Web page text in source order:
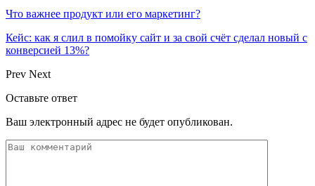
Что важнее продукт или его маркетинг?
Кейс: как я слил в помойку сайт и за свой счёт сделал новый с
конверсией 13%?
Prev Next
Оставьте ответ
Ваш электронный адрес не будет опубликован.